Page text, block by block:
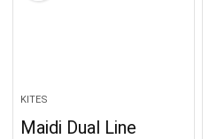
KITES
Maidi Dual Line